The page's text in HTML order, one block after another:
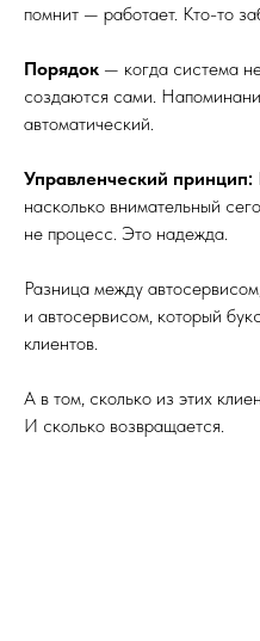
помнит — работает. Кто-то
Порядок — когда система
создаются сами.
автоматический.
Управленческий принцип:
насколько внимательный
не процесс. Это надежда.
Разница между
и автосервисом, который
клиентов.
А в том, сколько из этих
И сколько возвращается.